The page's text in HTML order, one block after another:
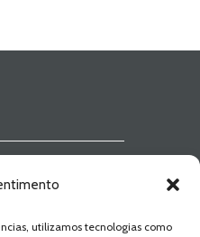
utilizamos tecnologias como
novidades! Zero